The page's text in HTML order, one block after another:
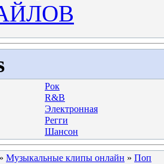
Рок
R&B
Электронная
Регги
Шансон
» Музыкальные клипы онлайн » Поп